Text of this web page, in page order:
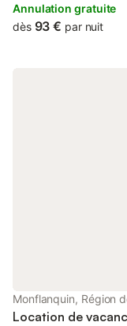
property offers
WiFi.
Annulation gratuite
dès 93 € par nuit
Monflanquin, Région
Location de